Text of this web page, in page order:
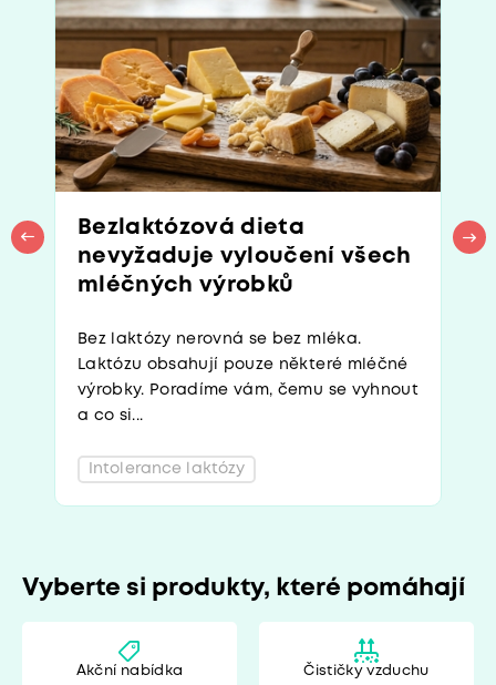
Bezlaktózová dieta
nevyžaduje vyloučení všech
mléčných výrobků
Bez laktózy nerovná se bez mléka.
Laktózu obsahují pouze některé mléčné
výrobky. Poradíme vám, čemu se vyhnout
a co si...
Intolerance laktózy
Vyberte si produkty, které pomáhají
Akční nabídka Čističky vzduchu